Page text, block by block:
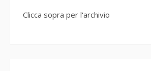
Clicca sopra per l'archivio